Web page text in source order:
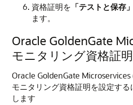
資格証明を 「テストと保存」
ます。
Oracle GoldenGate
モニタリング資格証明
Oracle GoldenGate
モニタリング資格証明を設定す
します